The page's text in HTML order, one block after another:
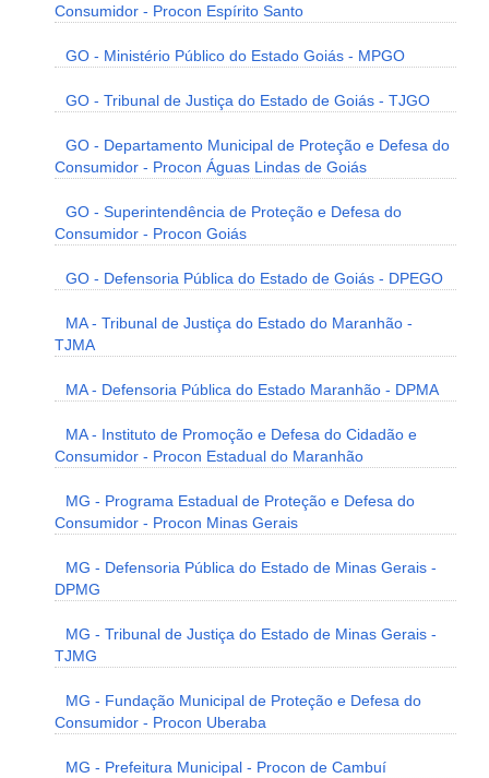
Consumidor - Procon Espírito Santo
GO - Ministério Público do Estado Goiás - MPGO
GO - Tribunal de Justiça do Estado de Goiás - TJGO
GO - Departamento Municipal de Proteção e Defesa do
Consumidor - Procon Águas Lindas de Goiás
GO - Superintendência de Proteção e Defesa do
Consumidor - Procon Goiás
GO - Defensoria Pública do Estado de Goiás - DPEGO
MA - Tribunal de Justiça do Estado do Maranhão -
TJMA
MA - Defensoria Pública do Estado Maranhão - DPMA
MA - Instituto de Promoção e Defesa do Cidadão e
Consumidor - Procon Estadual do Maranhão
MG - Programa Estadual de Proteção e Defesa do
Consumidor - Procon Minas Gerais
MG - Defensoria Pública do Estado de Minas Gerais -
DPMG
MG - Tribunal de Justiça do Estado de Minas Gerais -
TJMG
MG - Fundação Municipal de Proteção e Defesa do
Consumidor - Procon Uberaba
MG - Prefeitura Municipal - Procon de Cambuí